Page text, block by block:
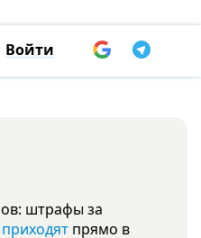
Войти
штрафы за
прямо в